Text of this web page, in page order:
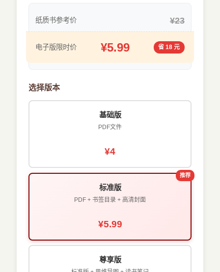
纸质书参考价 ¥23
电子版限时价 ¥5.99 省 18 元
选择版本
基础版
PDF文件
¥4
推荐
标准版
PDF + 书签目录 + 高清封面
¥5.99
尊享版